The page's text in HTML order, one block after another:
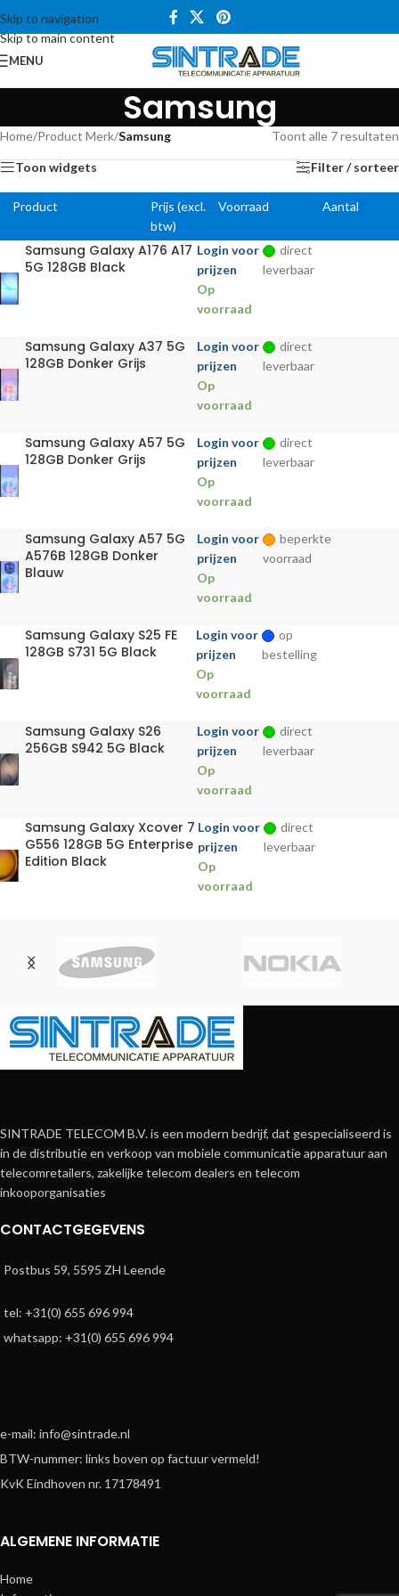
Skip to navigation
Skip to main content
MENU
Samsung
Home/Product Merk/Samsung Toont alle 7 resultaten
Toon widgets Filter / sorteer
Product
Prijs (excl.
btw)
Voorraad Aantal
Samsung Galaxy A176 A17
5G 128GB Black
Login voor
prijzen
Op
voorraad
direct
leverbaar
Samsung Galaxy A37 5G
128GB Donker Grijs
Login voor
prijzen
Op
voorraad
direct
leverbaar
Samsung Galaxy A57 5G
128GB Donker Grijs
Login voor
prijzen
Op
voorraad
direct
leverbaar
Samsung Galaxy A57 5G
A576B 128GB Donker
Blauw
Login voor
prijzen
Op
voorraad
beperkte
voorraad
Samsung Galaxy S25 FE
128GB S731 5G Black
Login voor
prijzen
Op
voorraad
op
bestelling
Samsung Galaxy S26
256GB S942 5G Black
Login voor
prijzen
Op
voorraad
direct
leverbaar
Samsung Galaxy Xcover 7
G556 128GB 5G Enterprise
Edition Black
Login voor
prijzen
Op
voorraad
direct
leverbaar
SINTRADE TELECOM B.V. is een modern bedrijf, dat gespecialiseerd is
in de distributie en verkoop van mobiele communicatie apparatuur aan
telecomretailers, zakelijke telecom dealers en telecom
inkooporganisaties
CONTACTGEGEVENS
Postbus 59, 5595 ZH Leende
tel: +31(0) 655 696 994
whatsapp: +31(0) 655 696 994
e-mail: info@sintrade.nl
BTW-nummer: links boven op factuur vermeld!
KvK Eindhoven nr. 17178491
ALGEMENE INFORMATIE
Home